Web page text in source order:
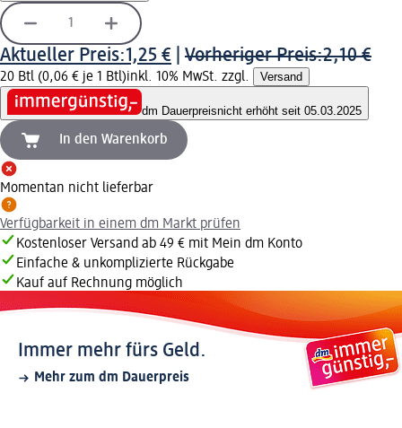
Aktueller Preis:1,25 € Vorheriger Preis:2,10 €
20 Btl (0,06 € je 1 Btl)inkl. 10% MwSt. zzgl. Versand
dm Dauerpreisnicht erhöht seit 05.03.2025
In den Warenkorb
Momentan nicht lieferbar
Verfügbarkeit in einem dm Markt prüfen
Kostenloser Versand ab 49 € mit Mein dm Konto
Einfache & unkomplizierte Rückgabe
Kauf auf Rechnung möglich
Immer mehr fürs Geld.
Mehr zum dm Dauerpreis